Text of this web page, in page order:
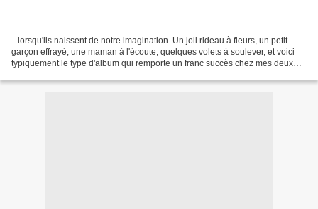
...lorsqu'ils naissent de notre imagination. Un joli rideau à fleurs, un petit
garçon effrayé, une maman à l'écoute, quelques volets à soulever, et voici
typiquement le type d'album qui remporte un franc succès chez mes deux